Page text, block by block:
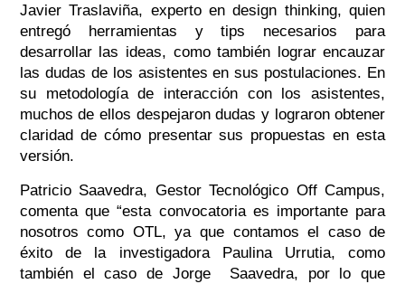
Javier Traslaviña, experto en design thinking, quien
entregó herramientas y tips necesarios para
desarrollar las ideas, como también lograr encauzar
las dudas de los asistentes en sus postulaciones. En
su metodología de interacción con los asistentes,
muchos de ellos despejaron dudas y lograron obtener
claridad de cómo presentar sus propuestas en esta
versión.
Patricio Saavedra, Gestor Tecnológico Off Campus,
comenta que “esta convocatoria es importante para
nosotros como OTL, ya que contamos el caso de
éxito de la investigadora Paulina Urrutia, como
también el caso de Jorge Saavedra, por lo que